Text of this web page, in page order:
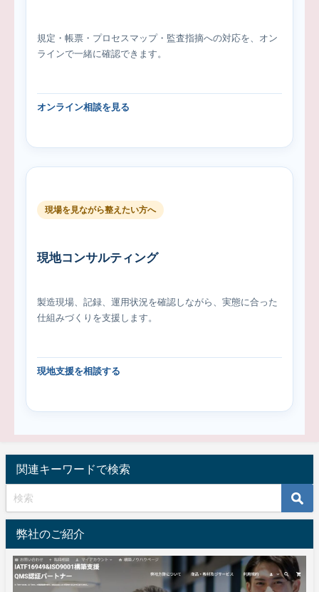
規定・帳票・プロセスマップ・監査指摘への対応を、オン
ラインで一緒に確認できます。
オンライン相談を見る
現場を見ながら整えたい方へ
現地コンサルティング
製造現場、記録、運用状況を確認しながら、実態に合った
仕組みづくりを支援します。
現地支援を相談する
関連キーワードで検索
弊社のご紹介